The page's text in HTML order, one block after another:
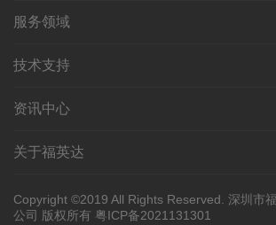
服务领域
技术支持
资讯中心
关于福英达
Copyright ©2019 All Rights Reserved. 深圳市
公司 版权所有 粤ICP备2021131301